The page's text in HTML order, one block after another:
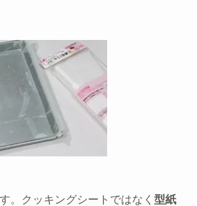
。クッキングシートではなく 型紙